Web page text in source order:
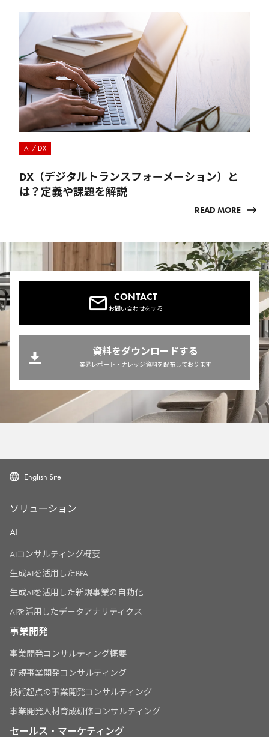
AI / DX
DX（デジタルトランスフォーメーション）と
は？定義や課題を解説
READ MORE
CONTACT
お問い合わせをする
資料をダウンロードする
業界レポート・ナレッジ資料を配布しております
English Site
ソリューション
AI
AIコンサルティング概要
生成AIを活用したBPA
生成AIを活用した新規事業の自動化
AIを活用したデータアナリティクス
事業開発
事業開発コンサルティング概要
新規事業開発コンサルティング
技術起点の事業開発コンサルティング
事業開発人材育成研修コンサルティング
セールス・マーケティング